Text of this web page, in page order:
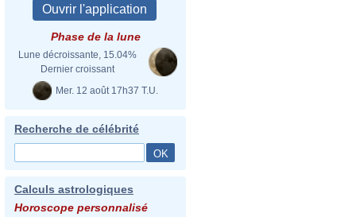
Phase de la lune
Lune décroissante, 15.04%
Dernier croissant
Mer. 12 août 17h37 T.U.
Recherche de célébrité
Calculs astrologiques
Horoscope personnalisé